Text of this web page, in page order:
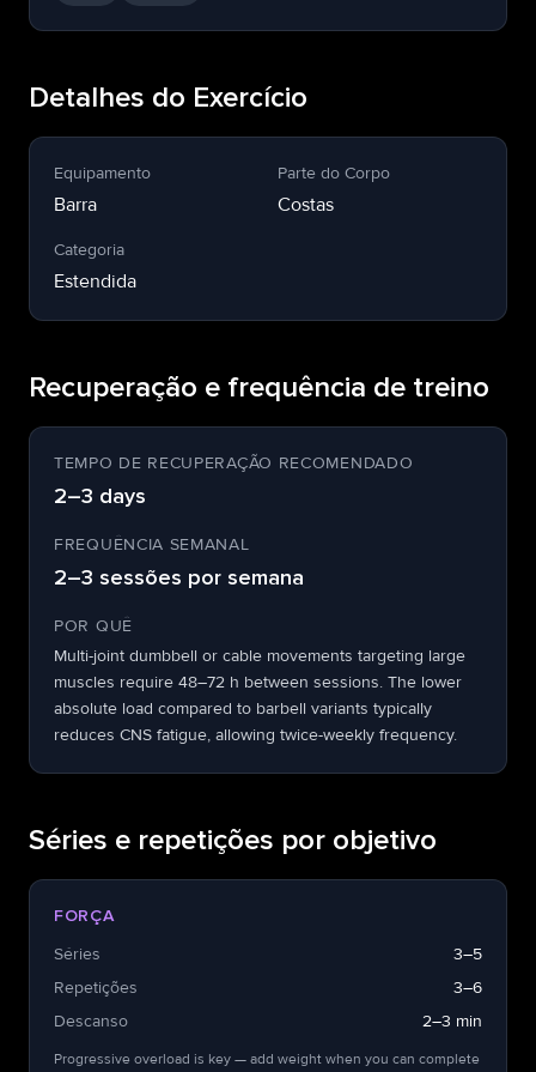
Detalhes do Exercício
Equipamento
Barra
Parte do Corpo
Costas
Categoria
Estendida
Recuperação e frequência de treino
TEMPO DE RECUPERAÇÃO RECOMENDADO
2–3 days
FREQUÊNCIA SEMANAL
2–3 sessões por semana
POR QUÊ
Multi-joint dumbbell or cable movements targeting large
muscles require 48–72 h between sessions. The lower
absolute load compared to barbell variants typically
reduces CNS fatigue, allowing twice-weekly frequency.
Séries e repetições por objetivo
FORÇA
Séries
3–5
Repetições
3–6
Descanso
2–3 min
Progressive overload is key — add weight when you can complete